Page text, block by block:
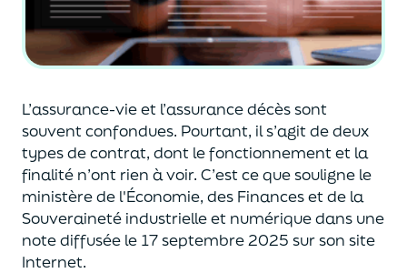
L’assurance-vie et l’assurance décès sont
souventconfondues. Pourtant, il s’agit de deux
types de contrat, dont le fonctionnement et la
finalité n’ont rien à voir. C’est ce que souligne le
ministère de l'Économie, des Financeset de la
Souveraineté industrielle et numériquedans une
note diffusée le 17 septembre 2025 sur son site
Internet.